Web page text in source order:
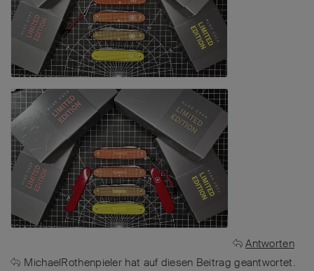
Antworten
MichaelRothenpieler hat auf diesen Beitrag geantwortet.